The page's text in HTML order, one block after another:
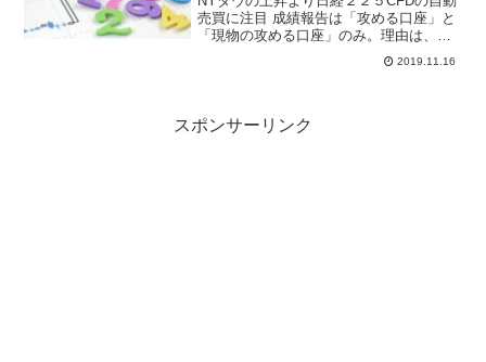
売買に注目 成績報告は「攻める口座」と
「現物の攻める口座」のみ。理由は、
様々な検証EAが増えPCおよびVPSがい
っぱいいっぱいの状態です。ご了承くだ
2019.11.16
スポンサーリンク